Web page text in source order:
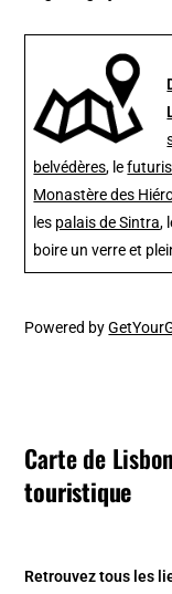
belvédères, le
Monastère des
les palais de Sintra,
boire un verre et
Powered by
Carte de
touristique
Retrouvez tous les